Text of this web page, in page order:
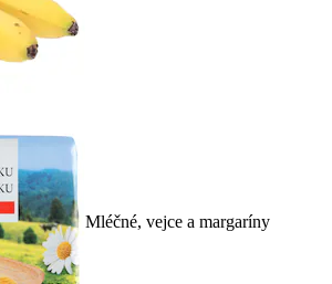
Mléčné, vejce a margaríny